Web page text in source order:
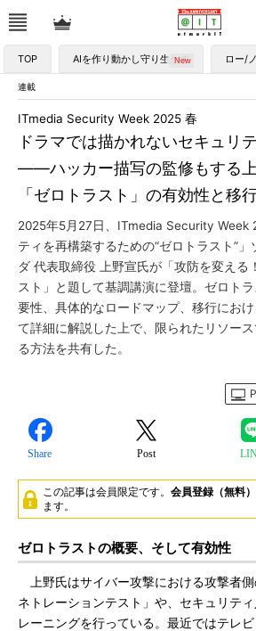
TOP AIを作り動かし守り生かす ロー/
連載
ドラマでは描かれないセキュリ
――ハッカー描写の監修もする
「ゼロトラスト」の有効性と移
ITmedia Security Week 2025 春
2025年5月27日、ITmedia Security Week
ティを再構築するための“ゼロトラスト”
ダ 代表取締役 上野宣氏が「攻防を変える
スト」と題して基調講演に登壇。ゼロト
要性、具体的なロードマップ、移行にお
て詳細に解説した上で、限られたリソー
る方法を共有した。
Share Post
この記事は会員限定です。 会員登録（無料）
ます。
ゼロトラストの概要、そして有効性
上野氏はサイバー攻撃における攻撃者
ネトレーションテスト」や、セキュリテ
レーニングを行っている。最近ではテレ